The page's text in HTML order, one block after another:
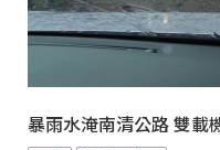
暴雨水淹南清公路 雙載